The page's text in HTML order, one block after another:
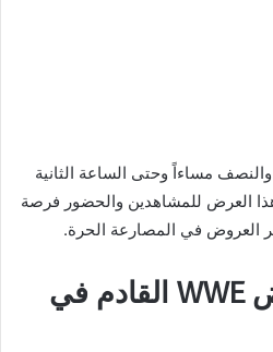
مساءاً وحتى الساعة الثانية
العرض للمشاهدين والحضور فرصة
العروض في المصارعة الحرة.
أسعار تذاكر عرض WWE القادم في